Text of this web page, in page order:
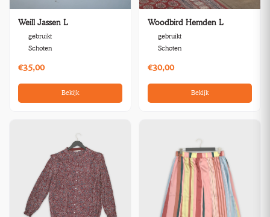
Weill Jassen L
gebruikt
Schoten
€35,00
Bekijk
Woodbird Hemden L
gebruikt
Schoten
€30,00
Bekijk